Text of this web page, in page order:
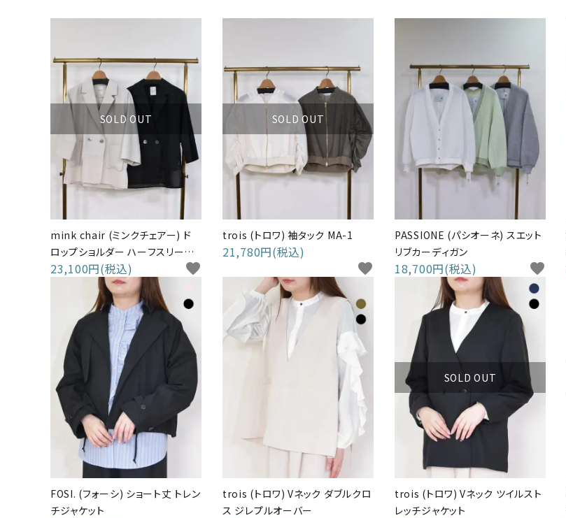
SOLD OUT
mink chair (ミンクチェアー) ド
ロップショルダー ハーフスリーブ
ジャケット
23,100円(税込) favorite
SOLD OUT
trois (トロワ) 袖タック MA-1
21,780円(税込)
favorite
PASSIONE (パシオーネ) スエット
リブカーディガン
18,700円(税込) favorite
FOSI. (フォーシ) ショート丈 トレン
チジャケット
trois (トロワ) Vネック ダブルクロ
ス ジレプルオーバー
SOLD OUT
trois (トロワ) Vネック ツイルスト
レッチジャケット